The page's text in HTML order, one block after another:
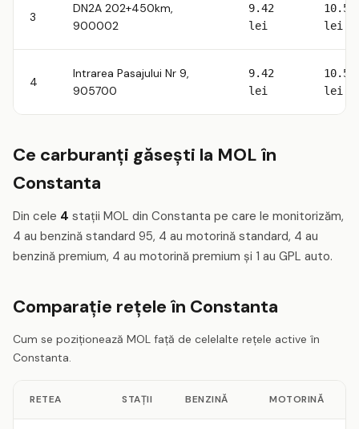
3
DN2A 202+450km,
900002
9.42
lei
10.53
lei
4
Intrarea Pasajului Nr 9,
905700
9.42
lei
10.53
lei
Ce carburanți găsești la MOL în
Constanta
Din cele 4 stații MOL din Constanta pe care le monitorizăm,
4 au benzină standard 95, 4 au motorină standard, 4 au
benzină premium, 4 au motorină premium și 1 au GPL auto.
Comparație rețele în Constanta
Cum se poziționează MOL față de celelalte rețele active în
Constanta.
RETEA STAȚII BENZINĂ MOTORINĂ